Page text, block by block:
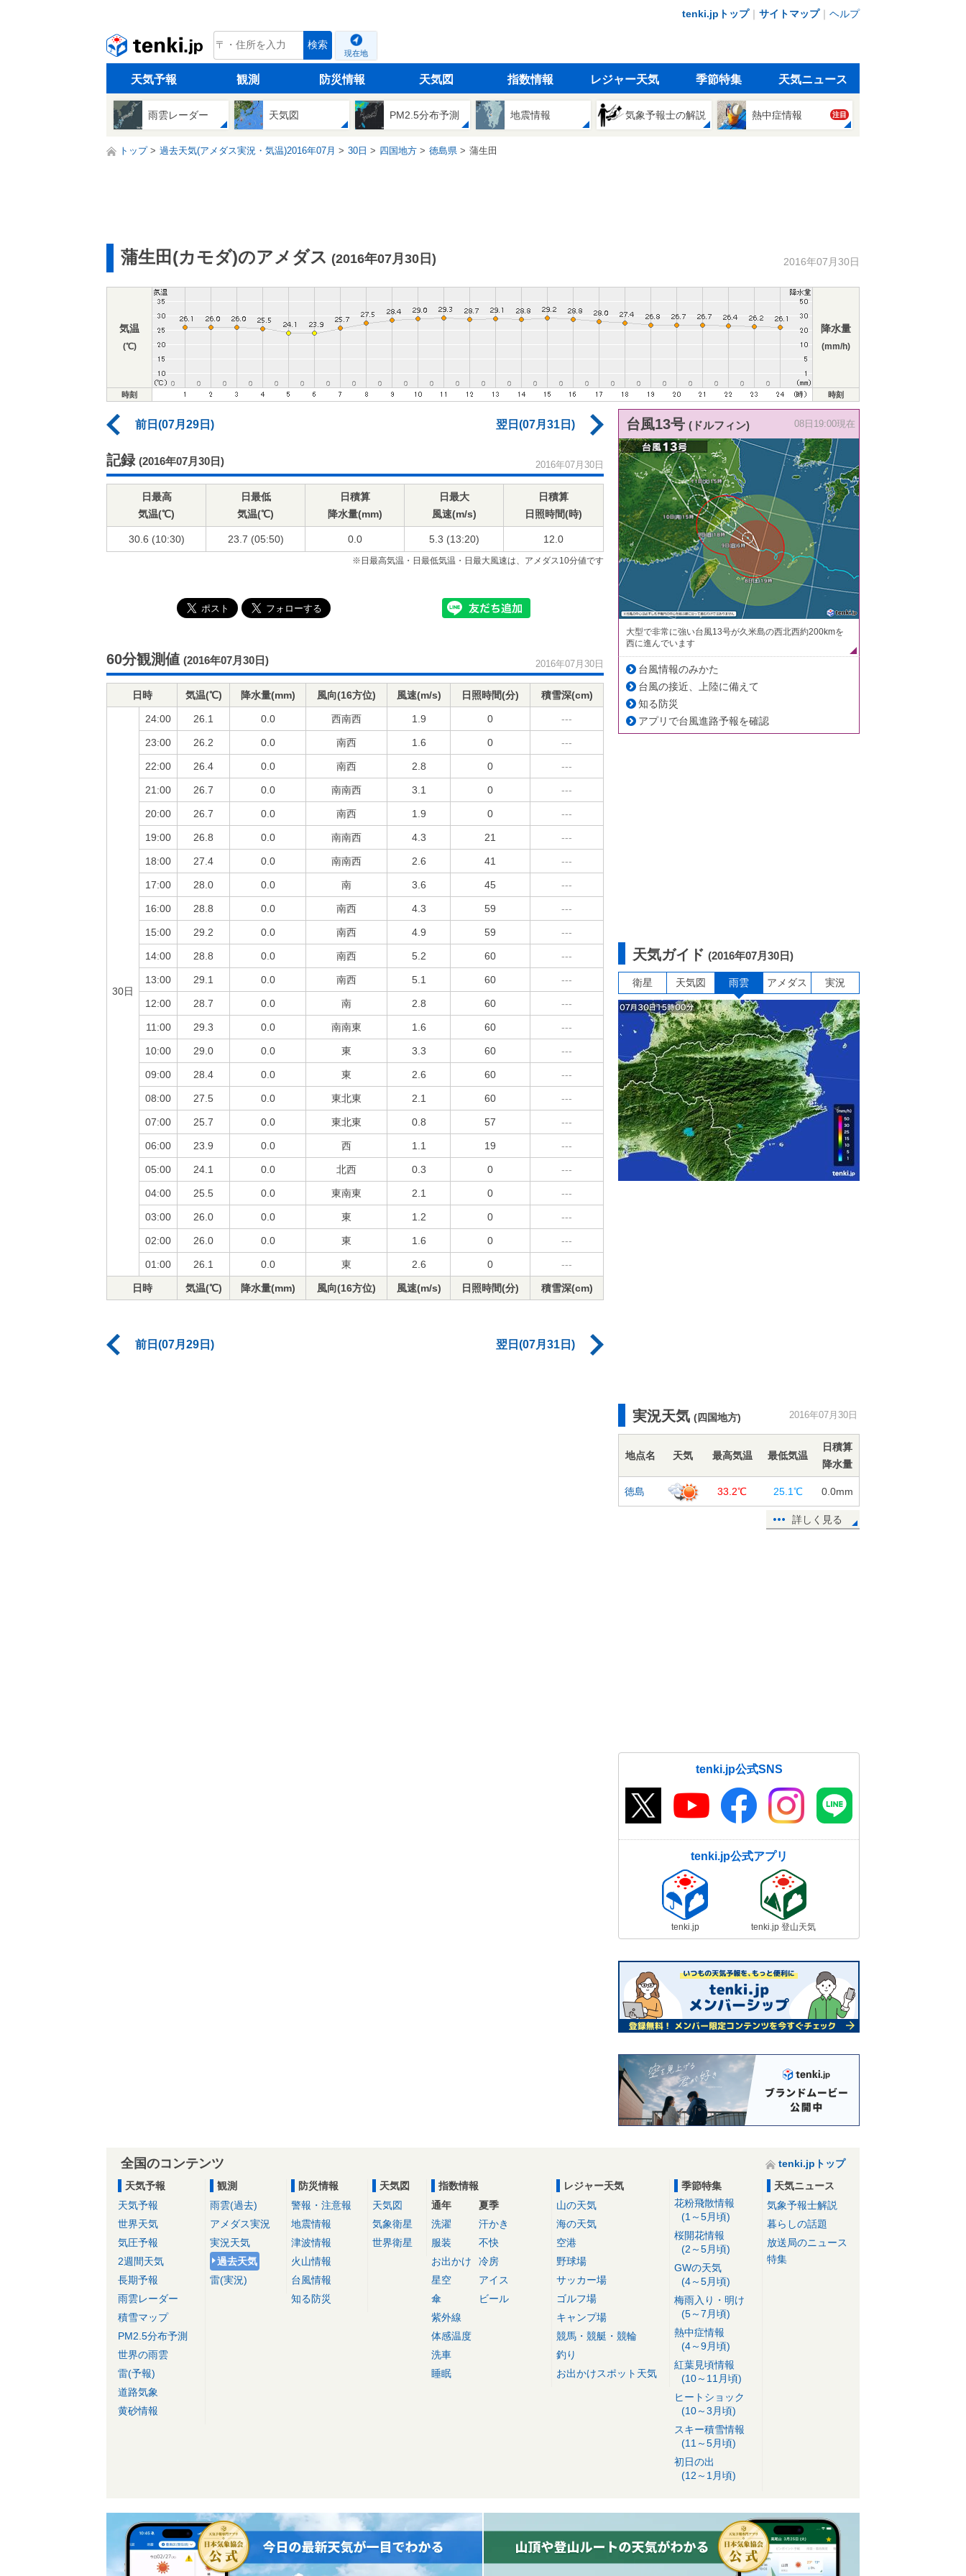
tenki.jpトップ｜ サイトマップ｜ ヘルプ
tenki.jp 検索
現在地
天気予報 観測 防災情報 天気図 指数情報 レジャー天気 季節特集 天気ニュース
雨雲レーダー 天気図 PM2.5分布予測 地震情報 気象予報士の解説 熱中症情報 注目
トップ 過去天気(アメダス実況・気温)2016年07月 30日 四国地方 徳島県 蒲生田
蒲生田(カモダ)のアメダス (2016年07月30日) 2016年07月30日
気温
(℃)
降水量
(mm/h)
時刻 時刻
前日(07月29日) 翌日(07月31日)
記録 (2016年07月30日) 2016年07月30日
日最高
気温(℃)
日最低
気温(℃)
日積算
降水量(mm)
日最大
風速(m/s)
日積算
日照時間(時)
30.6 (10:30) 23.7 (05:50) 0.0 5.3 (13:20) 12.0
※日最高気温・日最低気温・日最大風速は、アメダス10分値です
60分観測値 (2016年07月30日) 2016年07月30日
日時 気温(℃) 降水量(mm) 風向(16方位) 風速(m/s) 日照時間(分) 積雪深(cm)
30日
24:00 26.1 0.0 西南西 1.9 0 ---
23:00 26.2 0.0 南西 1.6 0 ---
22:00 26.4 0.0 南西 2.8 0 ---
21:00 26.7 0.0 南南西 3.1 0 ---
20:00 26.7 0.0 南西 1.9 0 ---
19:00 26.8 0.0 南南西 4.3 21 ---
18:00 27.4 0.0 南南西 2.6 41 ---
17:00 28.0 0.0 南 3.6 45 ---
16:00 28.8 0.0 南西 4.3 59 ---
15:00 29.2 0.0 南西 4.9 59 ---
14:00 28.8 0.0 南西 5.2 60 ---
13:00 29.1 0.0 南西 5.1 60 ---
12:00 28.7 0.0 南 2.8 60 ---
11:00 29.3 0.0 南南東 1.6 60 ---
10:00 29.0 0.0 東 3.3 60 ---
09:00 28.4 0.0 東 2.6 60 ---
08:00 27.5 0.0 東北東 2.1 60 ---
07:00 25.7 0.0 東北東 0.8 57 ---
06:00 23.9 0.0 西 1.1 19 ---
05:00 24.1 0.0 北西 0.3 0 ---
04:00 25.5 0.0 東南東 2.1 0 ---
03:00 26.0 0.0 東 1.2 0 ---
02:00 26.0 0.0 東 1.6 0 ---
01:00 26.1 0.0 東 2.6 0 ---
日時 気温(℃) 降水量(mm) 風向(16方位) 風速(m/s) 日照時間(分) 積雪深(cm)
前日(07月29日) 翌日(07月31日)
台風13号 (ドルフィン) 08日19:00現在
大型で非常に強い台風13号が久米島の西北西約200kmを
西に進んでいます
台風情報のみかた
台風の接近、上陸に備えて
知る防災
アプリで台風進路予報を確認
天気ガイド (2016年07月30日)
衛星 天気図 雨雲 アメダス 実況
実況天気 (四国地方) 2016年07月30日
地点名 天気 最高気温 最低気温
日積算
降水量
徳島 33.2℃ 25.1℃ 0.0mm
詳しく見る
tenki.jp公式SNS
tenki.jp公式アプリ
tenki.jp tenki.jp 登山天気
全国のコンテンツ
tenki.jpトップ
天気予報
天気予報
世界天気
気圧予報
2週間天気
長期予報
雨雲レーダー
積雪マップ
PM2.5分布予測
世界の雨雲
雷(予報)
道路気象
黄砂情報
観測
雨雲(過去)
アメダス実況
実況天気
過去天気
雷(実況)
防災情報
警報・注意報
地震情報
津波情報
火山情報
台風情報
知る防災
天気図
天気図
気象衛星
世界衛星
指数情報
通年
洗濯
服装
お出かけ
星空
傘
紫外線
体感温度
洗車
睡眠
夏季
汗かき
不快
冷房
アイス
ビール
レジャー天気
山の天気
海の天気
空港
野球場
サッカー場
ゴルフ場
キャンプ場
競馬・競艇・競輪
釣り
お出かけスポット天気
季節特集
花粉飛散情報
(1～5月頃)
桜開花情報
(2～5月頃)
GWの天気
(4～5月頃)
梅雨入り・明け
(5～7月頃)
熱中症情報
(4～9月頃)
紅葉見頃情報
(10～11月頃)
ヒートショック
(10～3月頃)
スキー積雪情報
(11～5月頃)
初日の出
(12～1月頃)
天気ニュース
気象予報士解説
暮らしの話題
放送局のニュース
特集